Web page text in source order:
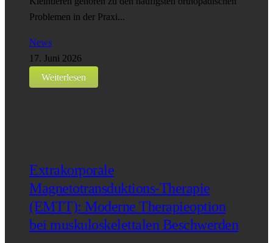
Problemen in der Praxi...
News
17. Juni 2026
Weiterlesen
Extrakorporale
Magnetotransduktions-Therapie
(EMTT): Moderne Therapieoption
bei muskuloskelettalen Beschwerden